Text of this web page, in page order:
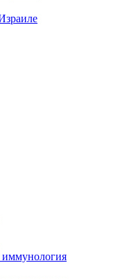
иммунология